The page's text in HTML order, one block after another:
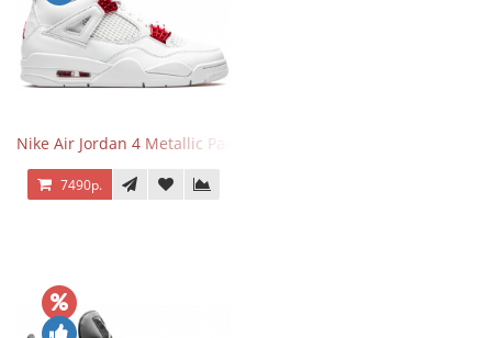
Nike Air Jordan 4 Metallic Pack University Red
7490р.